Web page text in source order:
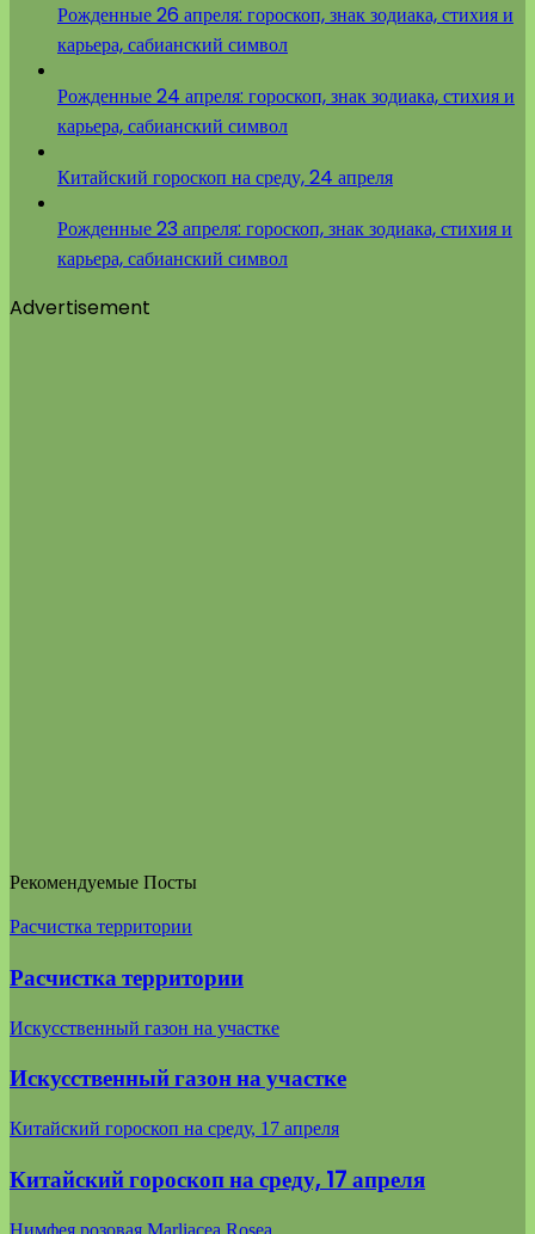
Рожденные 26 апреля: гороскоп, знак зодиака, стихия и
карьера, сабианский символ
Рожденные 24 апреля: гороскоп, знак зодиака, стихия и
карьера, сабианский символ
Китайский гороскоп на среду, 24 апреля
Рожденные 23 апреля: гороскоп, знак зодиака, стихия и
карьера, сабианский символ
Advertisement
Рекомендуемые Посты
Расчистка территории
Расчистка территории
Искусственный газон на участке
Искусственный газон на участке
Китайский гороскоп на среду, 17 апреля
Китайский гороскоп на среду, 17 апреля
Нимфея розовая Marliacea Rosea